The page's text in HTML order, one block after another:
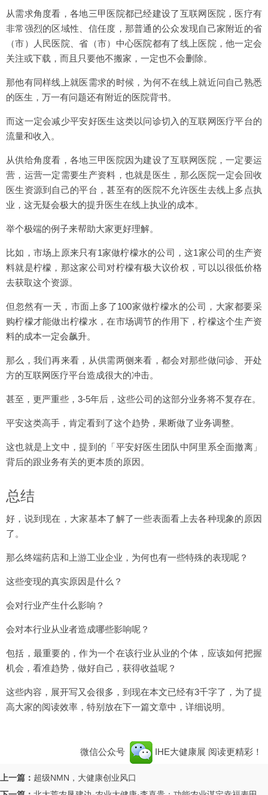
从需求角度看，各地三甲医院都已经建设了互联网医院，医疗有
非常强烈的区域性、信任度，那普通的公众发现自己家附近的省
（市）人民医院、省（市）中心医院都有了线上医院，他一定会
关注或下载，而且只要他不搬家，一定也不会删除。
那他有同样线上就医需求的时候，为何不在线上就近问自己熟悉
的医生，万一有问题还有附近的医院背书。
而这一定会减少平安好医生这类以问诊切入的互联网医疗平台的
流量和收入。
从供给角度看，各地三甲医院因为建设了互联网医院，一定要运
营，运营一定需要生产资料，也就是医生，那么医院一定会回收
医生资源到自己的平台，甚至有的医院不允许医生去线上多点执
业，这无疑会极大的提升医生在线上执业的成本。
举个极端的例子来帮助大家更好理解。
比如，市场上原来只有1家做柠檬水的公司，这1家公司的生产资
料就是柠檬，那这家公司对柠檬有极大议价权，可以以很低价格
去获取这个资源。
但忽然有一天，市面上多了100家做柠檬水的公司，大家都要采
购柠檬才能做出柠檬水，在市场调节的作用下，柠檬这个生产资
料的成本一定会飙升。
那么，我们再来看，从供需两侧来看，都会对那些做问诊、开处
方的互联网医疗平台造成很大的冲击。
甚至，更严重些，3-5年后，这些公司的这部分业务将不复存在。
平安这类高手，肯定看到了这个趋势，果断做了业务调整。
这也就是上文中，提到的「平安好医生团队中阿里系全面撤离」
背后的跟业务有关的更本质的原因。
总结
好，说到现在，大家基本了解了一些表面看上去各种现象的原因
了。
那么终端药店和上游工业企业，为何也有一些特殊的表现呢？
这些变现的真实原因是什么？
会对行业产生什么影响？
会对本行业从业者造成哪些影响呢？
包括，最重要的，作为一个在该行业从业的个体，应该如何把握
机会，看准趋势，做好自己，获得收益呢？
这些内容，展开写又会很多，到现在本文已经有3千字了，为了提
高大家的阅读效率，特别放在下一篇文章中，详细说明。
微信公众号 IHE大健康展 阅读更精彩！
上一篇： 超级NMN，大健康创业风口